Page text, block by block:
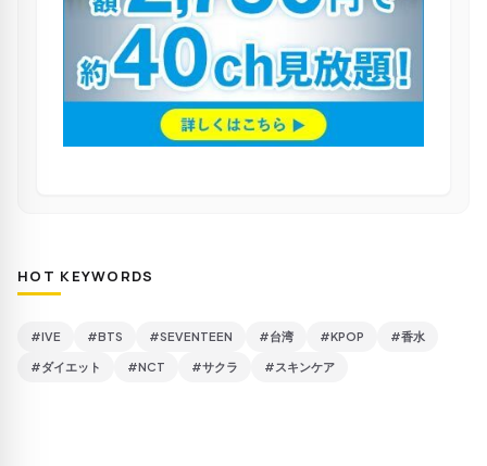
HOT KEYWORDS
#IVE #BTS #SEVENTEEN #台湾 #KPOP #香水
#ダイエット #NCT #サクラ #スキンケア